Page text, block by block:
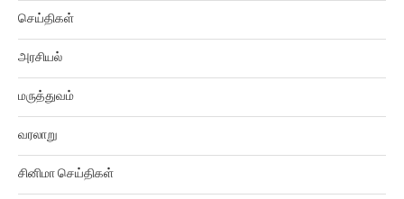
செய்திகள்
அரசியல்
மருத்துவம்
வரலாறு
சினிமா செய்திகள்